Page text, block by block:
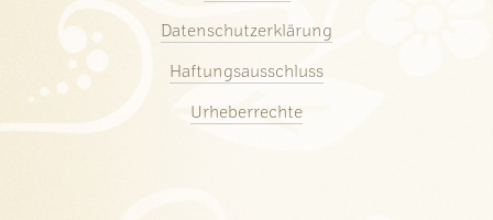
Datenschutzerklärung
Haftungsausschluss
Urheberrechte